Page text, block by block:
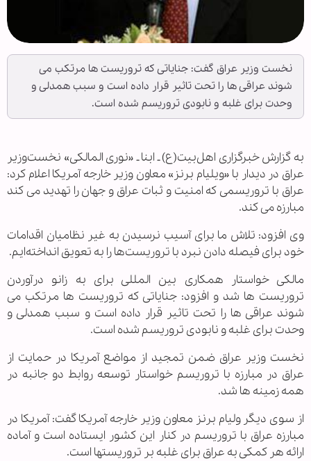
نخست وزیر عراق گفت: جنایاتی که تروریست ها مرتکب می
شوند عراقی ها را تحت تاثیر قرار داده است و سبب همدلی و
وحدت برای غلبه و نابودی تروریسم شده است.
به گزارش خبرگزاری اهل‌بیت(ع) ـ ابنا ـ «نوری المالکی» نخست‌وزیر
عراق در دیدار با «ویلیام برنز» معاون وزیر خارجه آمریکا اعلام کرد:
عراق با تروریسمی که امنیت و ثبات عراق و جهان را تهدید می کند
مبارزه می کند.
وی افزود: تلاش ما برای آسیب نرسیدن به غیر نظامیان اقدامات
خود برای فیصله دادن نبرد با تروریست‌ها را به تعویق انداخته‌ایم.
مالکی خواستار همکاری بین المللی برای به زانو درآوردن
تروریست ها شد و افزود: جنایاتی که تروریست ها مرتکب می
شوند عراقی ها را تحت تاثیر قرار داده است و سبب همدلی و
وحدت برای غلبه و نابودی تروریسم شده است.
نخست وزیر عراق ضمن تمجید از مواضع آمریکا در حمایت از
عراق در مبارزه با تروریسم خواستار توسعه روابط دو جانبه در
همه زمینه ها شد.
از سوی دیگر ولیام برنز معاون وزیر خارجه آمریکا گفت: آمریکا در
مبارزه عراق با تروریسم در کنار این کشور ایستاده است و آماده
ارائه هر کمکی به عراق برای غلبه بر تروریستها است.